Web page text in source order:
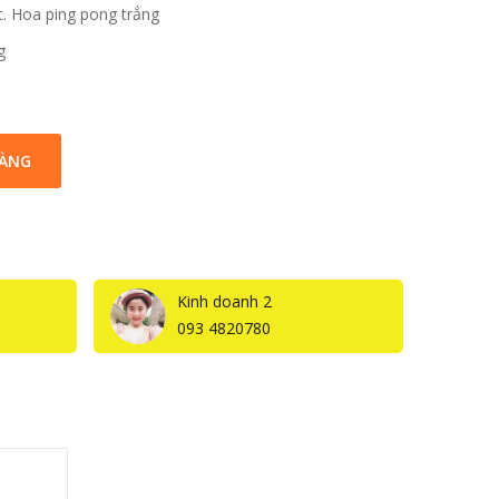
Hoa ping pong trắng
Kinh doanh 2
093 4820780